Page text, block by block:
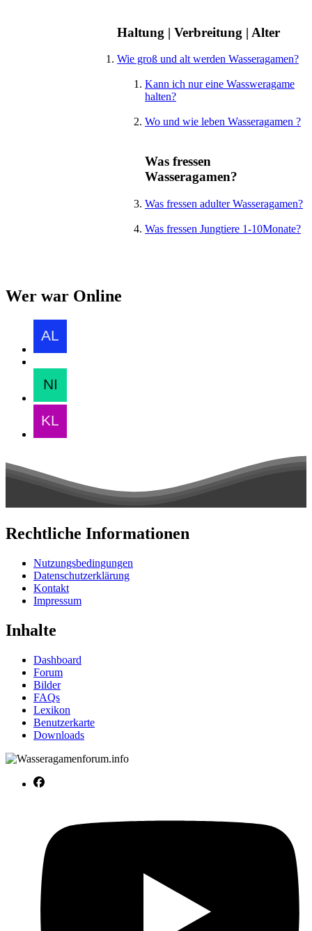
Haltung | Verbreitung | Alter
Wie groß und alt werden Wasseragamen?
Kann ich nur eine Wassweragame
halten?
Wo und wie leben Wasseragamen ?
Was fressen
Wasseragamen?
Was fressen adulter Wasseragamen?
Was fressen Jungtiere 1-10Monate?
Wer war Online
Rechtliche Informationen
Nutzungsbedingungen
Datenschutzerklärung
Kontakt
Impressum
Inhalte
Dashboard
Forum
Bilder
FAQs
Lexikon
Benutzerkarte
Downloads